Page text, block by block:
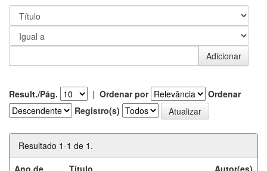
Result./Pág. | Ordenar por
Ordenar
Registro(s)
Resultado 1-1 de 1.
Ano de
Título Autor(es)